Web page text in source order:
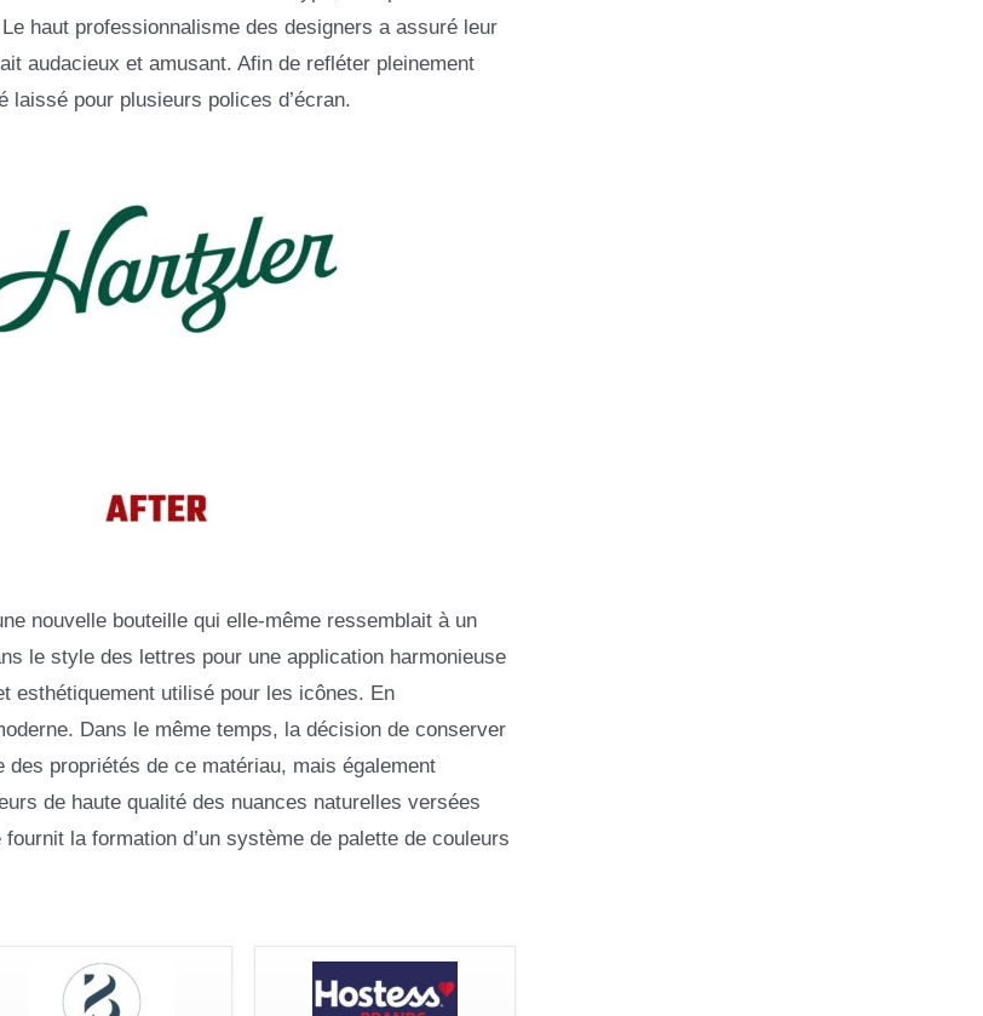
haut professionnalisme des designers a assuré leur
audacieux et amusant. Afin de refléter pleinement
laissé pour plusieurs polices d’écran.
nouvelle bouteille qui elle-même ressemblait à un
le style des lettres pour une application harmonieuse
esthétiquement utilisé pour les icônes. En
Dans le même temps, la décision de conserver
propriétés de ce matériau, mais également
de haute qualité des nuances naturelles versées
la formation d’un système de palette de couleurs